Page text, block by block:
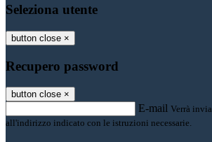
Seleziona utente
button close ×
Recupero password
button close ×
E-mail Verrà
all'indirizzo indicato con le istruzioni necessarie.